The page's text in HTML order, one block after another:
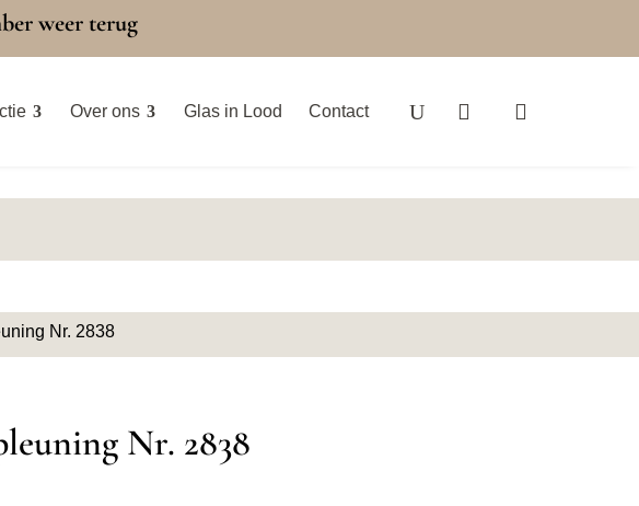
weer terug
Over ons Glas in Lood Contact
Nr. 2838
Nr. 2838